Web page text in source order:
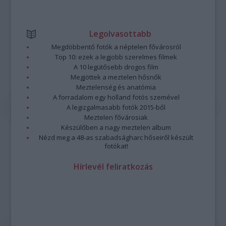
Legolvasottabb
Megdöbbentő fotók a néptelen fővárosról
Top 10: ezek a legjobb szerelmes filmek
A 10 legütősebb drogos film
Megjöttek a meztelen hősnők
Meztelenség és anatómia
A forradalom egy holland fotós szemével
A legizgalmasabb fotók 2015-ből
Meztelen fővárosiak
Készülőben a nagy meztelen album
Nézd meg a 48-as szabadságharc hőseiről készült
fotókat!
Hírlevél feliratkozás